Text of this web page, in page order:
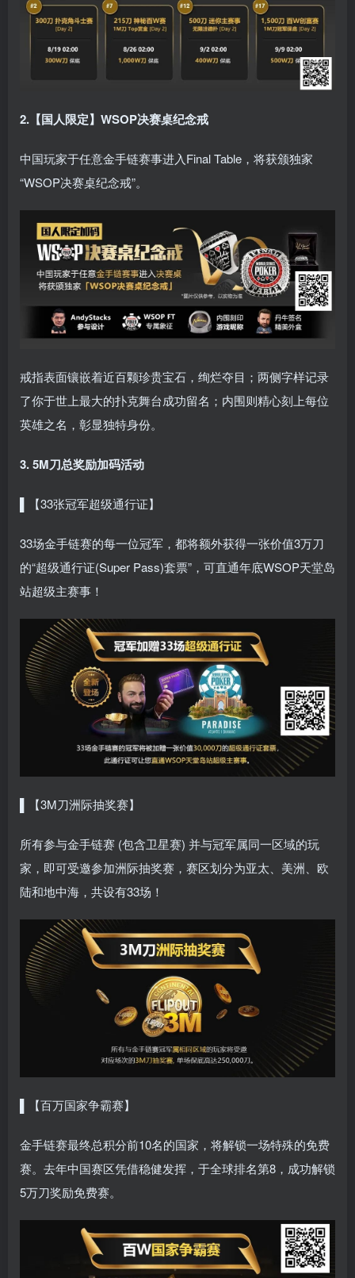
2.【国人限定】WSOP决赛桌纪念戒
中国玩家于任意金手链赛事进入Final Table，将获颁独家
“WSOP决赛桌纪念戒”。
戒指表面镶嵌着近百颗珍贵宝石，绚烂夺目；两侧字样记录
了你于世上最大的扑克舞台成功留名；内围则精心刻上每位
英雄之名，彰显独特身份。
3. 5M刀总奖励加码活动
▌【33张冠军超级通行证】
33场金手链赛的每一位冠军，都将额外获得一张价值3万刀
的“超级通行证(Super Pass)套票”，可直通年底WSOP天堂岛
站超级主赛事！
▌【3M刀洲际抽奖赛】
所有参与金手链赛 (包含卫星赛) 并与冠军属同一区域的玩
家，即可受邀参加洲际抽奖赛，赛区划分为亚太、美洲、欧
陆和地中海，共设有33场！
▌【百万国家争霸赛】
金手链赛最终总积分前10名的国家，将解锁一场特殊的免费
赛。去年中国赛区凭借稳健发挥，于全球排名第8，成功解锁
5万刀奖励免费赛。